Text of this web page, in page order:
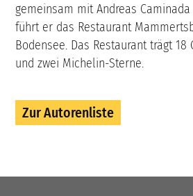
gemeinsam mit Andreas
führt er das Restaurant
Bodensee. Das Restaurant trägt
und zwei Michelin-Sterne.
Zur Autorenliste